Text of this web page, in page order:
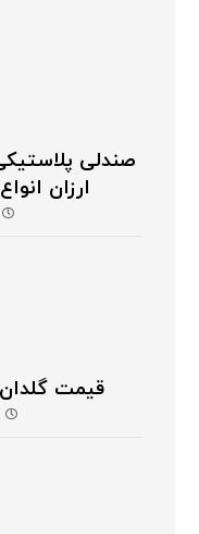
صندلی
ارزان
قیمت گلدان